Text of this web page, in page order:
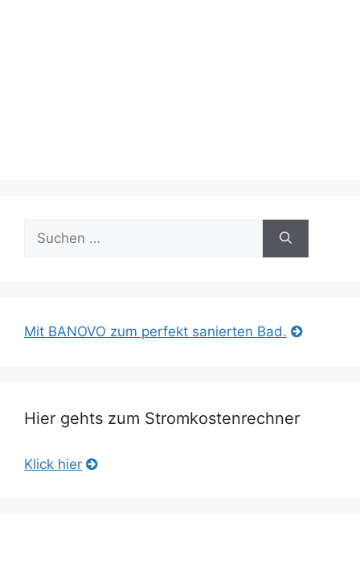
nach:
Mit BANOVO zum perfekt sanierten Bad.
Hier gehts zum Stromkostenrechner
Klick hier